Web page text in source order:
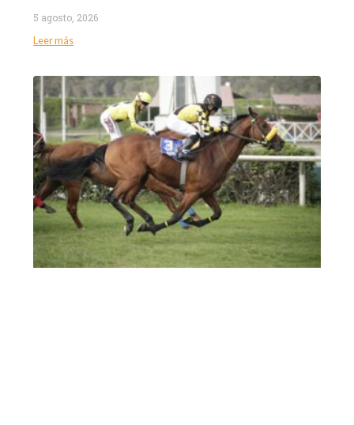
5 agosto, 2026
Leer más